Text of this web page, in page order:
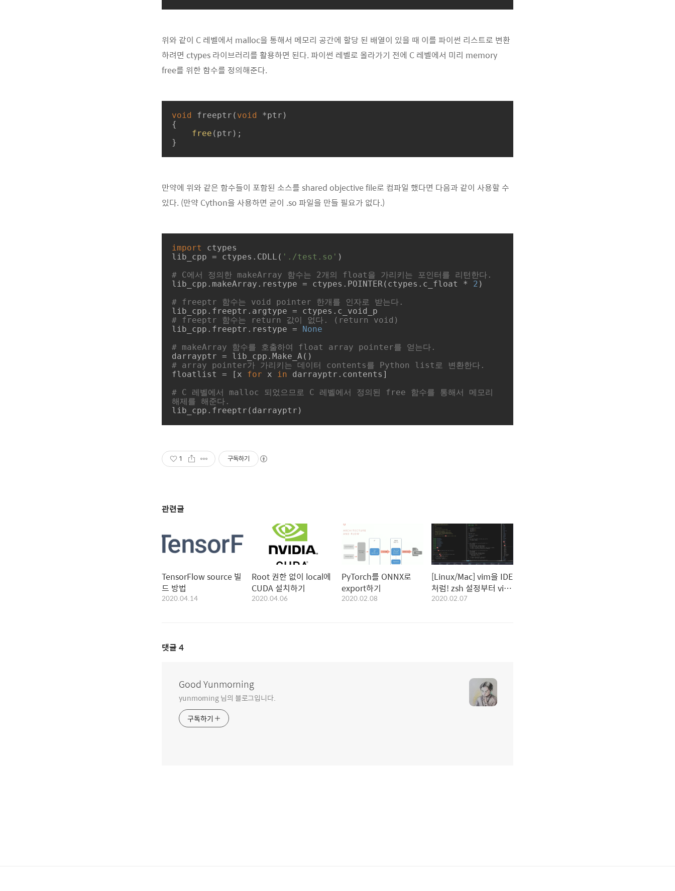
위와 같이 C 레벨에서 malloc을 통해서 메모리 공간에 할당 된 배열이 있을 때 이를 파이썬 리스트로 변환
하려면 ctypes 라이브러리를 활용하면 된다. 파이썬 레벨로 올라가기 전에 C 레벨에서 미리 memory
free를 위한 함수를 정의해준다.
void freeptr ( void
*ptr)
{
free (ptr);
}
만약에 위와 같은 함수들이 포함된 소스를 shared objective file로 컴파일 했다면 다음과 같이 사용할 수
있다. (만약 Cython을 사용하면 굳이 .so 파일을 만들 필요가 없다.)
import
ctypes
lib_cpp = ctypes.CDLL( './test.so' )
# C에서 정의한 makeArray 함수는 2개의 float을 가리키는 포인터를 리턴한다.
lib_cpp.makeArray.restype = ctypes.POINTER(ctypes.c_float * 2 )
# freeptr 함수는 void pointer 한개를 인자로 받는다.
# freeptr 함수는 return 값이 없다. (return void)
lib_cpp.freeptr.restype = None
# makeArray 함수를 호출하여 float array pointer를 얻는다.
# array pointer가 가리키는 데이터 contents를 Python list로 변환한다.
floatlist = [x for x in darrayptr.contents]
# C 레벨에서 malloc 되었으므로 C 레벨에서 정의된 free 함수를 통해서 메모리
해제를 해준다.
lib_cpp.freeptr(darrayptr)
1 구독하기
관련글
TensorFlow source 빌
드 방법
2020.04.14
Root 권한 없이 local에
CUDA 설치하기
2020.04.06
PyTorch를 ONNX로
export하기
2020.02.08
[Linux/Mac] vim을 IDE
처럼! zsh 설정부터 vim
플러그인 설정까지 총 정
2020.02.07
댓글 4
Good Yunmorning
yunmorning 님의 블로그입니다.
구독하기